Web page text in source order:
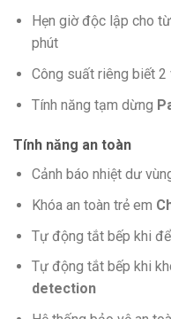
Hẹn giờ độc lập cho
phút
Công suất riêng biết 2
Tính năng tạm dừng
Tính năng an toàn
Cảnh báo nhiệt dư
Khóa an toàn trẻ em
Tự động tắt bếp khi
Tự động tắt bếp khi
detection